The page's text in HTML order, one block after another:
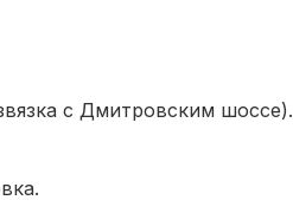
с Дмитровским шоссе).